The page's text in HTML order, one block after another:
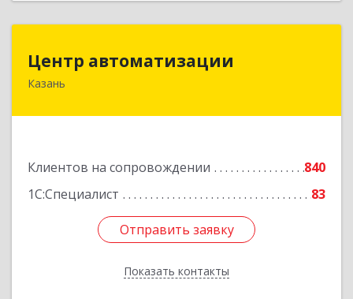
Центр автоматизации
Казань
Клиентов на сопровождении
840
1С:Специалист
83
Отправить заявку
Показать контакты
420133, Татарстан Респ, Казань г, Ямашева пр-
Отправить заявку
Назад